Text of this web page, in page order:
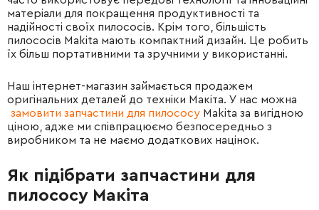
матеріали для покращення продуктивності та
надійності своїх пилососів. Крім того, більшість
пилососів Makita мають компактний дизайн. Це робить
їх більш портативними та зручними у використанні.
Наш інтернет-магазин займається продажем
оригінальних деталей до техніки Макіта. У нас можна
замовити запчастини для пилососу Makita за вигідною
ціною, адже ми співпрацюємо безпосередньо з
виробником та не маємо додаткових націнок.
Як підібрати запчастини для
пилососу Макіта